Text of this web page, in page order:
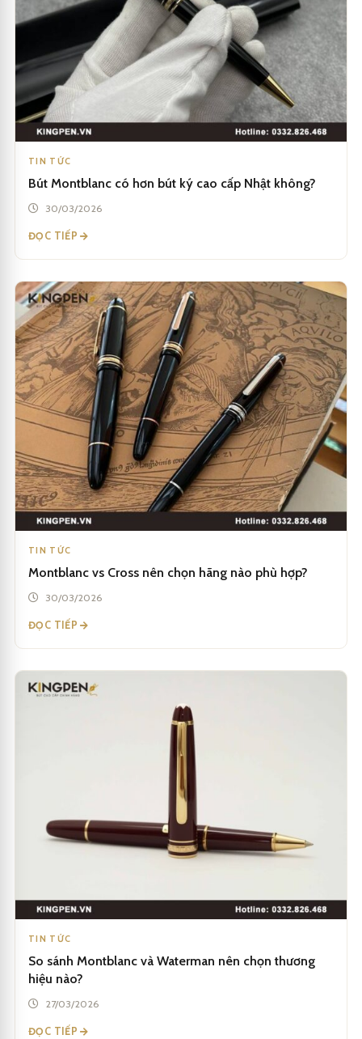
TIN TỨC
Bút Montblanc có hơn bút ký cao cấp Nhật không?
30/03/2026
ĐỌC TIẾP
TIN TỨC
Montblanc vs Cross nên chọn hãng nào phù hợp?
30/03/2026
ĐỌC TIẾP
TIN TỨC
So sánh Montblanc và Waterman nên chọn thương
hiệu nào?
27/03/2026
ĐỌC TIẾP